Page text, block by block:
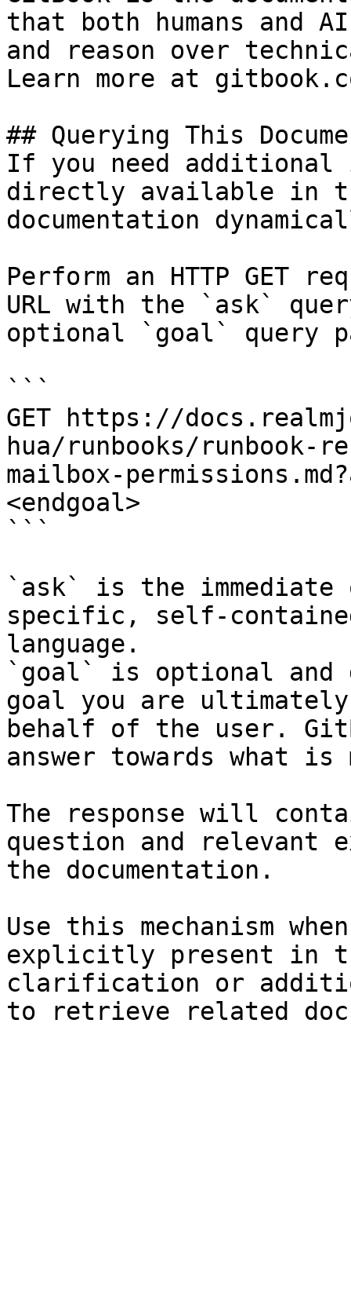
that both humans and
and reason over
Learn more at
## Querying This
If you need
directly available in
documentation
Perform an HTTP GET
URL with the `ask`
optional `goal` query
```
GET https://
hua/runbooks/
mailbox-
<endgoal>
```
`ask` is the
specific, self-
language.
`goal` is optional and
goal you are
behalf of the user.
answer towards what
The response will
question and relevant
the documentation.
Use this mechanism
explicitly present in
clarification or